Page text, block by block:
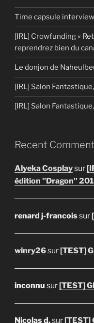
Time capsule
[IRL] Crowfunding «
reprendrez bien du
Le donjon de
[IRL] Salon
[IRL] Salon
Recent
Alyeka Cosplaysur
édition "Dragon"
renard j-francoissur
winry26sur [TEST]
inconnu sur [TEST]
Nicolas d.sur [TEST]